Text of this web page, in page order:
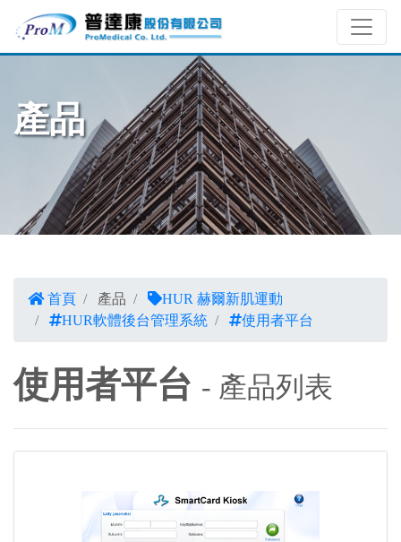
產品
首頁 產品
HUR 赫爾新肌運動
HUR軟體後台管理系統
使用者平台
使用者平台 - 產品列表